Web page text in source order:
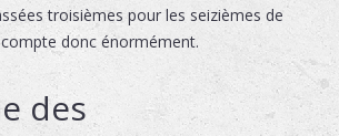
troisièmes pour les seizièmes de
donc énormément.
des